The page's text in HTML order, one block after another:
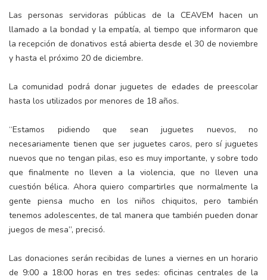
Las personas servidoras públicas de la CEAVEM hacen un
llamado a la bondad y la empatía, al tiempo que informaron que
la recepción de donativos está abierta desde el 30 de noviembre
y hasta el próximo 20 de diciembre.
La comunidad podrá donar juguetes de edades de preescolar
hasta los utilizados por menores de 18 años.
“Estamos pidiendo que sean juguetes nuevos, no
necesariamente tienen que ser juguetes caros, pero sí juguetes
nuevos que no tengan pilas, eso es muy importante, y sobre todo
que finalmente no lleven a la violencia, que no lleven una
cuestión bélica. Ahora quiero compartirles que normalmente la
gente piensa mucho en los niños chiquitos, pero también
tenemos adolescentes, de tal manera que también pueden donar
juegos de mesa”, precisó.
Las donaciones serán recibidas de lunes a viernes en un horario
de 9:00 a 18:00 horas en tres sedes: oficinas centrales de la